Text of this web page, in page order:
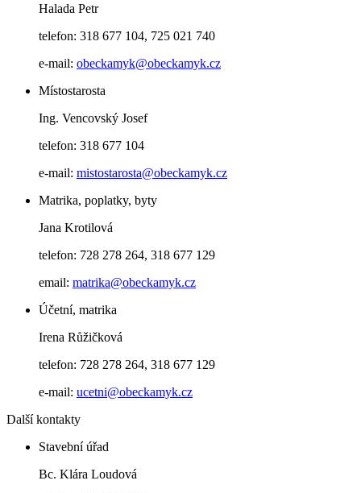
Halada Petr
telefon: 318 677 104, 725 021 740
e-mail: obeckamyk@obeckamyk.cz
Místostarosta
Ing. Vencovský Josef
telefon: 318 677 104
e-mail: mistostarosta@obeckamyk.cz
Matrika, poplatky, byty
Jana Krotilová
telefon: 728 278 264, 318 677 129
email: matrika@obeckamyk.cz
Účetní, matrika
Irena Růžičková
telefon: 728 278 264, 318 677 129
e-mail: ucetni@obeckamyk.cz
Další kontakty
Stavební úřad
Bc. Klára Loudová